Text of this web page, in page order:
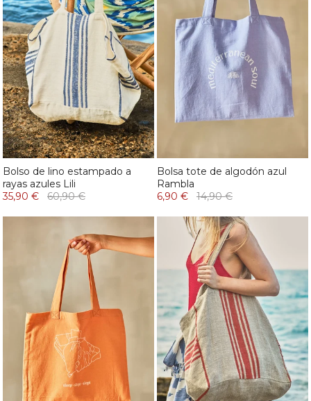
Bolso de lino estampado a
rayas azules Lili
35,90 €
60,90 €
Bolsa tote de algodón azul
Rambla
6,90 €
14,90 €